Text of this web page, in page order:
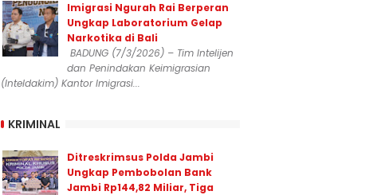
Imigrasi Ngurah Rai Berperan
Ungkap Laboratorium Gelap
Narkotika di Bali
BADUNG (7/3/2026) – Tim Intelijen
dan Penindakan Keimigrasian
(Inteldakim) Kantor Imigrasi...
KRIMINAL
Ditreskrimsus Polda Jambi
Ungkap Pembobolan Bank
Jambi Rp144,82 Miliar, Tiga